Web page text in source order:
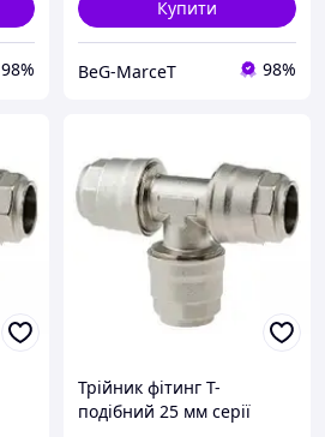
98%
Купити
BeG-MarceT 98%
Трійник фітинг Т-
подібний 25 мм серії